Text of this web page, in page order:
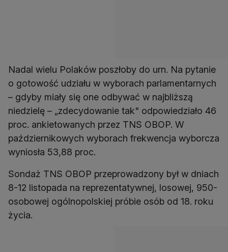
Nadal wielu Polaków poszłoby do urn. Na pytanie
o gotowość udziału w wyborach parlamentarnych
– gdyby miały się one odbywać w najbliższą
niedzielę – „zdecydowanie tak" odpowiedziało 46
proc. ankietowanych przez TNS OBOP. W
październikowych wyborach frekwencja wyborcza
wyniosła 53,88 proc.
Sondaż TNS OBOP przeprowadzony był w dniach
8-12 listopada na reprezentatywnej, losowej, 950-
osobowej ogólnopolskiej próbie osób od 18. roku
życia.